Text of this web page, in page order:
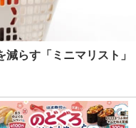
らす「ミニマリスト」